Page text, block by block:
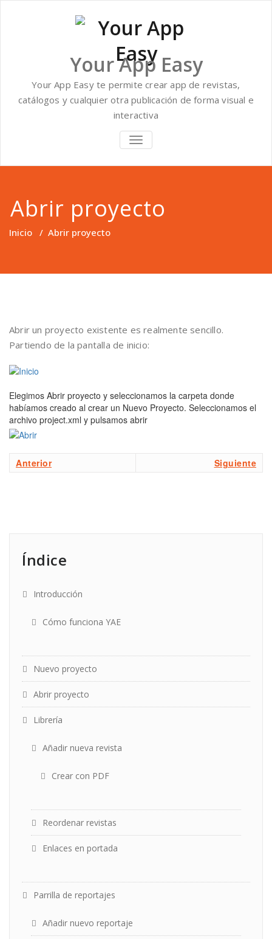
Your App Easy
Your App Easy te permite crear app de revistas,
catálogos y cualquier otra publicación de forma visual e
interactiva
ALTERNAR
NAVEGACIÓN
Abrir proyecto
Inicio / Abrir proyecto
Abrir un proyecto existente es realmente sencillo.
Partiendo de la pantalla de inicio:
Elegimos Abrir proyecto y seleccionamos la carpeta donde
habíamos creado al crear un Nuevo Proyecto. Seleccionamos el
archivo project.xml y pulsamos abrir
Anterior Siguiente
Índice
Introducción
Cómo funciona YAE
Nuevo proyecto
Abrir proyecto
Librería
Añadir nueva revista
Crear con PDF
Reordenar revistas
Enlaces en portada
Parrilla de reportajes
Añadir nuevo reportaje